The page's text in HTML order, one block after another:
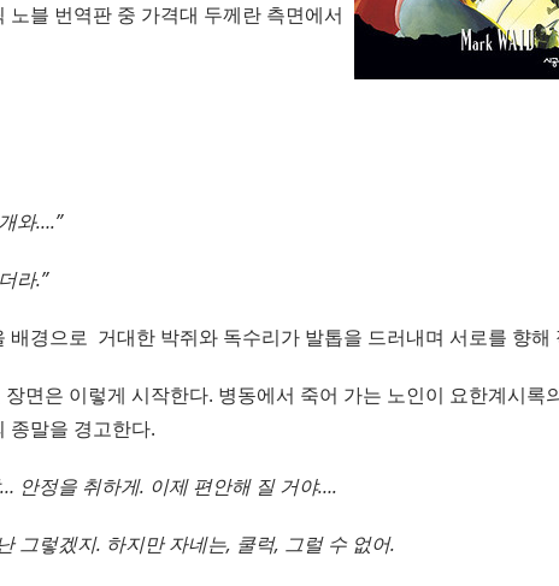
노블 번역판 중 가격대 두께란 측면에서
와….”
라.”
배경으로 거대한 박쥐와 독수리가 발톱을 드러내며 서로를 향해
장면은 이렇게 시작한다. 병동에서 죽어 가는 노인이 요한계시록
종말을 경고한다.
안정을 취하게. 이제 편안해 질 거야….
그렇겠지. 하지만 자네는, 쿨럭, 그럴 수 없어.